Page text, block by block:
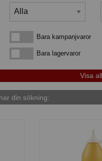
Bara kampanjvarorBara kampanjvaror
Bara lagervarorBara lagervaror
din sökning: